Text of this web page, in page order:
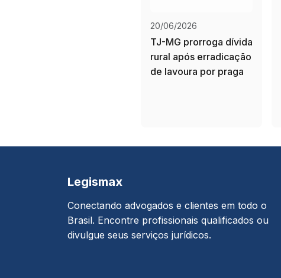
20/06/2026
TJ-MG prorroga dívida
rural após erradicação
de lavoura por praga
Legismax
Conectando advogados e clientes em todo o
Brasil. Encontre profissionais qualificados ou
divulgue seus serviços jurídicos.